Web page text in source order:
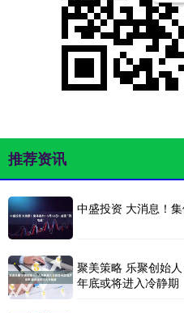
推荐资讯
中盛投资 大消息！
聚美策略 乐聚创始
年底或将进入冷静期